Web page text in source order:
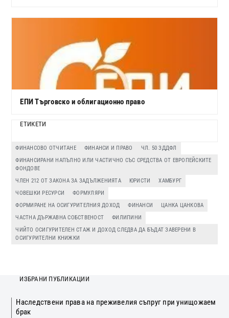
ЕПИ Търговско и облигационно право
ЕТИКЕТИ
ФИНАНСОВО ОТЧИТАНЕ ФИНАНСИ И ПРАВО
ЧЛ. 50 ЗДДФЛ
ФИНАНСИРАНИ НАПЪЛНО ИЛИ ЧАСТИЧНО СЪС СРЕДСТВА ОТ ЕВРОПЕЙСКИТЕ
ФОНДОВЕ
ЧЛЕН 212 ОТ ЗАКОНА ЗА ЗАДЪЛЖЕНИЯТА
ЮРИСТИ
ХАМБУРГ
ЧОВЕШКИ РЕСУРСИ
ФОРМУЛЯРИ
ФОРМИРАНЕ НА ОСИГУРИТЕЛНИЯ ДОХОД
ФИНАНСИ
ЦАНКА ЦАНКОВА
ЧАСТНА ДЪРЖАВНА СОБСТВЕНОСТ
ФИЛИПИНИ
ЧИЙТО ОСИГУРИТЕЛЕН СТАЖ И ДОХОД СЛЕДВА ДА БЪДАТ ЗАВЕРЕНИ В
ОСИГУРИТЕЛНИ КНИЖКИ
ИЗБРАНИ ПУБЛИКАЦИИ
Наследствени права на преживелия съпруг при унищожаем
брак